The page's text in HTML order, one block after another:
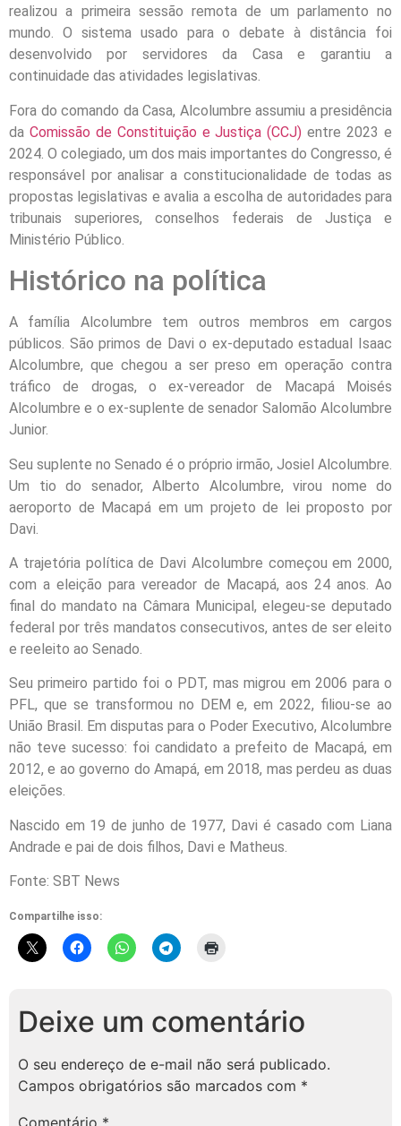
realizou a primeira sessão remota de um parlamento no
mundo. O sistema usado para o debate à distância foi
desenvolvido por servidores da Casa e garantiu a
continuidade das atividades legislativas.
Fora do comando da Casa, Alcolumbre assumiu a presidência
da Comissão de Constituição e Justiça (CCJ)entre 2023 e
2024. O colegiado, um dos mais importantes do Congresso, é
responsável por analisar a constitucionalidade de todas as
propostas legislativas e avalia a escolha de autoridades para
tribunais superiores, conselhos federais de Justiça e
Ministério Público.
Histórico na política
A família Alcolumbre tem outros membros em cargos
públicos. São primos de Davi o ex-deputado estadual Isaac
Alcolumbre, que chegou a ser preso em operação contra
tráfico de drogas, o ex-vereador de Macapá Moisés
Alcolumbre e o ex-suplente de senador Salomão Alcolumbre
Junior.
Seu suplente no Senado é o próprio irmão, Josiel Alcolumbre.
Um tio do senador, Alberto Alcolumbre, virou nome do
aeroporto de Macapá em um projeto de lei proposto por
Davi.
A trajetória política de Davi Alcolumbre começou em 2000,
com a eleição para vereador de Macapá, aos 24 anos. Ao
final do mandato na Câmara Municipal, elegeu-se deputado
federal por três mandatos consecutivos, antes de ser eleito
e reeleito ao Senado.
Seu primeiro partido foi o PDT, mas migrou em 2006 para o
PFL, que se transformou no DEM e, em 2022, filiou-se ao
União Brasil. Em disputas para o Poder Executivo, Alcolumbre
não teve sucesso: foi candidato a prefeito de Macapá, em
2012, e ao governo do Amapá, em 2018, mas perdeu as duas
eleições.
Nascido em 19 de junho de 1977, Davi é casado com Liana
Andrade e pai de dois filhos, Davi e Matheus.
Fonte: SBT News
Compartilhe isso:
Deixe um comentário
O seu endereço de e-mail não será publicado.
Campos obrigatórios são marcados com *
Comentário *